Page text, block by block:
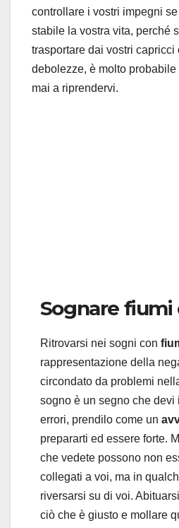
controllare i vostri impegni
stabile la vostra vita, perché
trasportare dai vostri capricci
debolezze, è molto
mai a riprendervi.
Sognare fiumi
Ritrovarsi nei sogni con
rappresentazione della
circondato da problemi
sogno è un segno che devi
errori, prendilo come un
prepararti ed essere forte.
che vedete possono non
collegati a voi, ma in
riversarsi su di voi.
ciò che è giusto e mollare